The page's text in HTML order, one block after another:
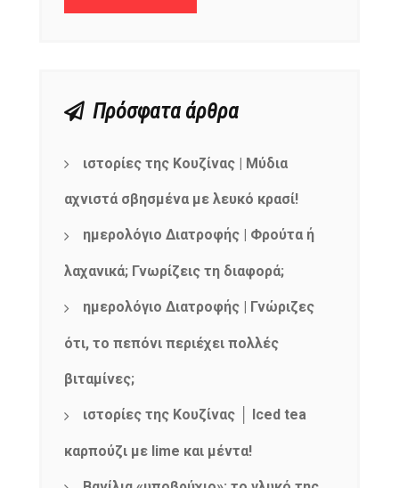
Πρόσφατα άρθρα
ιστορίες της Κουζίνας | Μύδια
αχνιστά σβησμένα με λευκό κρασί!
ημερολόγιο Διατροφής | Φρούτα ή
λαχανικά; Γνωρίζεις τη διαφορά;
ημερολόγιο Διατροφής | Γνώριζες
ότι, το πεπόνι περιέχει πολλές
βιταμίνες;
ιστορίες της Κουζίνας │ Iced tea
καρπούζι με lime και μέντα!